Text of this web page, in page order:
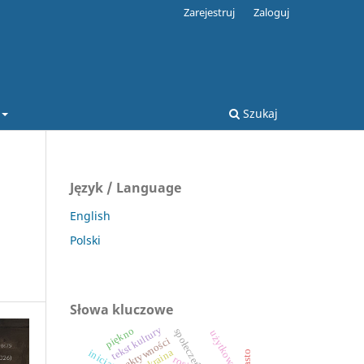
Szukaj
Zarejestruj Zaloguj
Język / Language
English
Polski
Słowa kluczowe
aktywności
tekst kultury
piękno